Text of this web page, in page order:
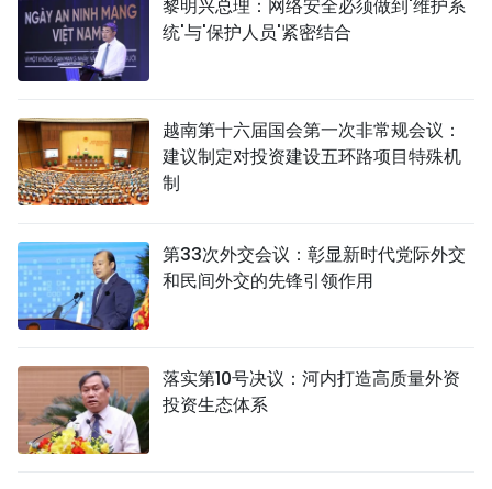
黎明兴总理：网络安全必须做到'维护系
统'与'保护人员'紧密结合
越南第十六届国会第一次非常规会议：
建议制定对投资建设五环路项目特殊机
制
第33次外交会议：彰显新时代党际外交
和民间外交的先锋引领作用
落实第10号决议：河内打造高质量外资
投资生态体系